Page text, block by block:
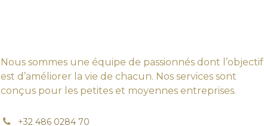
Nous sommes une équipe de passionnés dont l’objectif
est d’améliorer la vie de chacun. Nos services sont
conçus pour les petites et moyennes entreprises.
+32 486 0284 70